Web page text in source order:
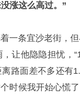
涨这么高过。”
一条宜沙老街，
让他隐隐担忧，
路面差不多还有
时候我开始心慌